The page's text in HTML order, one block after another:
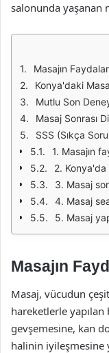
salonunda yaşanan
Masajın
Konya'daki
Mutlu Son
Masaj Sonrası
SSS (Sıkça
1. Masajın
2. Konya'da
3. Masaj
4. Masaj
5. Masaj
Masajın
Masaj, vücudun
hareketlerle
gevşemesine, kan
halinin iyileşmesine